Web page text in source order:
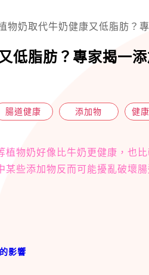
物奶取代牛奶健康又低脂肪？
低脂肪？專家揭一
腸道健康 添加物 健
植物奶好像比牛奶更健康，也
某些添加物反而可能擾亂破壞
影響